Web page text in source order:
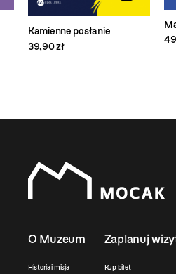
Kamienne posłanie
39,90 zł
O Muzeum
Historia i misja
Zaplanuj
Kup bilet